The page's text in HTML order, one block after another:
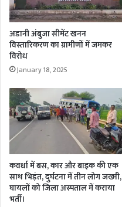
अडानी अंबुजा सीमेंट खनन
विस्तारिकरण का ग्रामीणों में जमकर
विरोध
January 18, 2025
कवर्धा में बस, कार और बाइक की एक
साथ भिड़ंत, दुर्घटना में तीन लोग जख्मी,
घायलों को जिला अस्पताल में कराया
भर्ती।